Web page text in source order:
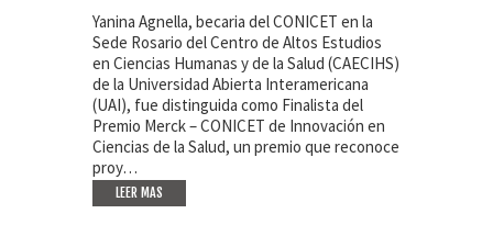
Yanina Agnella, becaria del CONICET en la
Sede Rosario del Centro de Altos Estudios
en Ciencias Humanas y de la Salud (CAECIHS)
de la Universidad Abierta Interamericana
(UAI), fue distinguida como Finalista del
Premio Merck – CONICET de Innovación en
Ciencias de la Salud, un premio que reconoce
proy…
LEER MAS